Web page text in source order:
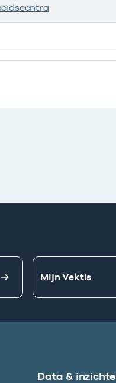
Mijn Vektis
Data &